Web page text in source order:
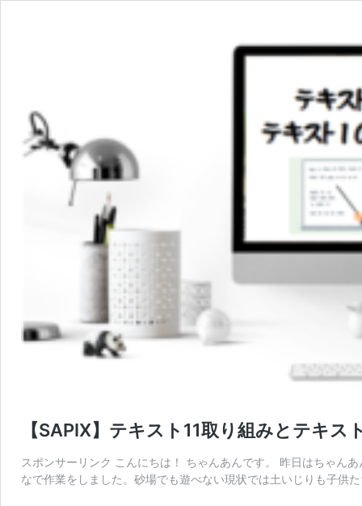
【SAPIX】テキスト11取り組みとテキス
スポンサーリンク こんにちは！ ちゃんあんです。 昨日はちゃん
なで作業をしました。砂場でも遊べない現状では土いじりも子供